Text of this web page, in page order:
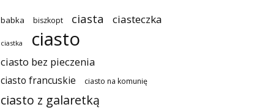
babka biszkopt ciasta ciasteczka
ciastka ciasto
ciasto bez pieczenia
ciasto francuskie ciasto na komunię
ciasto z galaretką